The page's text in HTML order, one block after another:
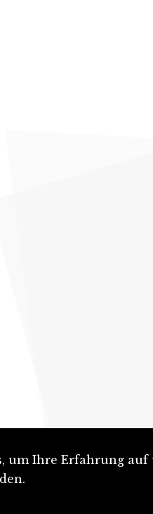
um Ihre Erfahrung auf